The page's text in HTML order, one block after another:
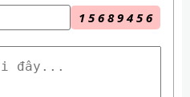
1 5 6 8 9 4 5 6